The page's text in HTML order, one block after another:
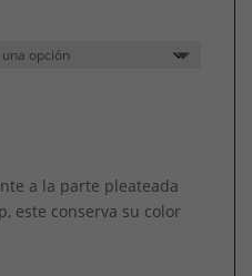
a la parte pleateada
este conserva su color